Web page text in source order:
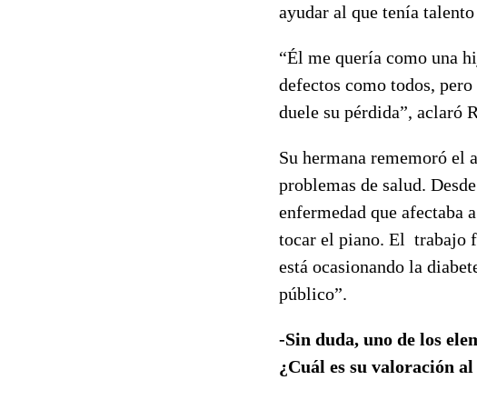
ayudar al que tenía
“Él me quería como una
defectos como todos,
duele su pérdida”, aclaró
Su hermana rememoró el
problemas de salud.
enfermedad que afectaba
tocar el piano. El trabajo
está ocasionando la
público”.
-Sin duda, uno de los
¿Cuál es su valoración al